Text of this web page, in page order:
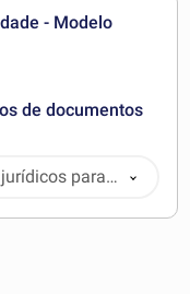
- Modelo
de documentos
para